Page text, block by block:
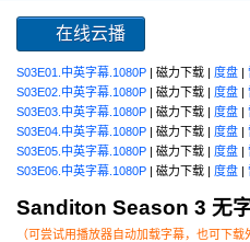
在线云播
S03E01.中英字幕.1080P | 磁力下载 | 度盘 |
S03E02.中英字幕.1080P | 磁力下载 | 度盘 |
S03E03.中英字幕.1080P | 磁力下载 | 度盘 |
S03E04.中英字幕.1080P | 磁力下载 | 度盘 |
S03E05.中英字幕.1080P | 磁力下载 | 度盘 |
S03E06.中英字幕.1080P | 磁力下载 | 度盘 |
Sanditon Season 3 无
（可尝试用播放器自动加载字幕，也可下载